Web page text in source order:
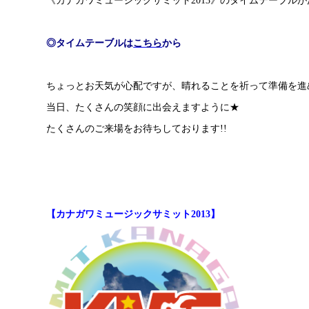
◎タイムテーブルはこちらから
ちょっとお天気が心配ですが、晴れることを祈って準備を進
当日、たくさんの笑顔に出会えますように★
たくさんのご来場をお待ちしております!!
【カナガワミュージックサミット2013】